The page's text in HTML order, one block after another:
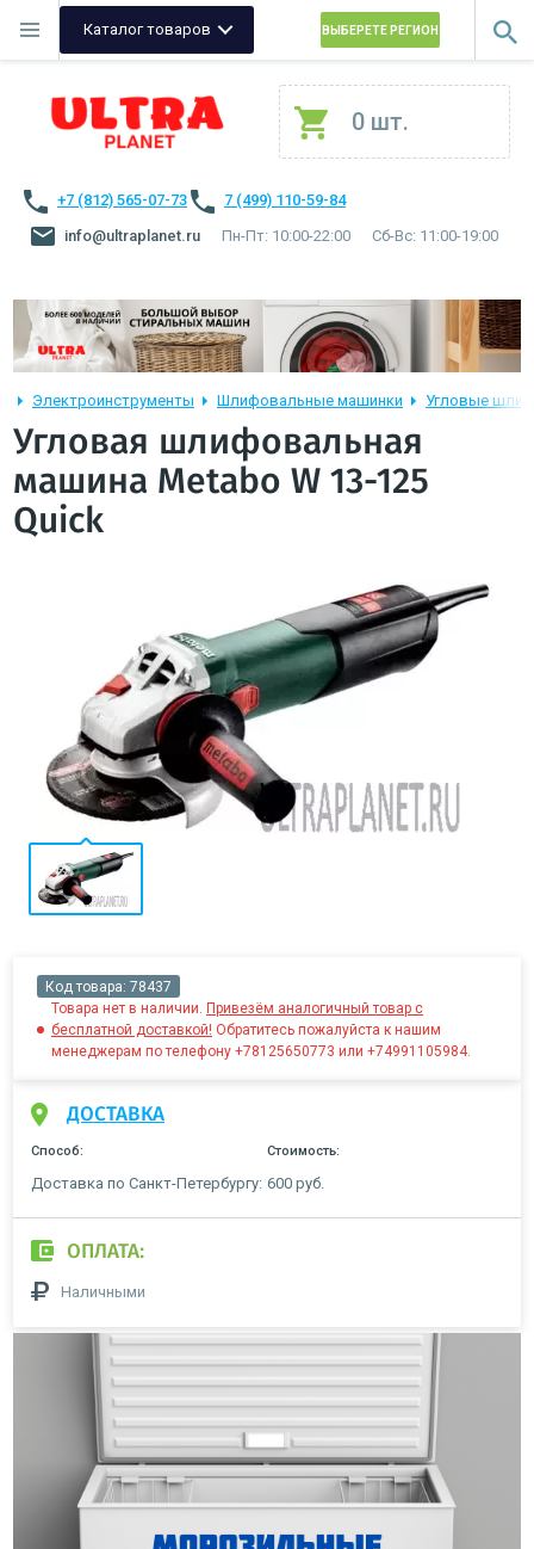
Каталог товаров ВЫБЕРЕТЕ РЕГИОН
0 шт.
+7 (812) 565-07-73
7 (499) 110-59-84
info@ultraplanet.ru
Пн-Пт: 10:00-22:00 Сб-Вс: 11:00-19:00
Электроинструменты Шлифовальные машинки Угловые
Угловая шлифовальная
машина Metabo W 13-125
Quick
Код товара: 78437
Товара нет в наличии. Привезём аналогичный товар с
бесплатной доставкой! Обратитесь пожалуйста к нашим
менеджерам по телефону +78125650773 или +74991105984.
ДОСТАВКА
Способ: Стоимость:
Доставка по Санкт-Петербургу: 600 руб.
ОПЛАТА:
Наличными